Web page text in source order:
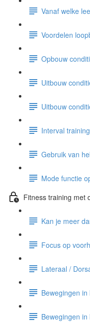
Vanaf welke
Voordelen
Opbouw
Uitbouw
Uitbouw
Interval training
Gebruik van
Mode functie
Fitness training met
Kan je meer
Focus op
Lateraal /
Bewegingen
Bewegingen